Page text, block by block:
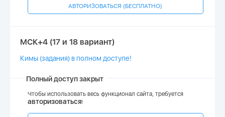
АВТОРИЗОВАТЬСЯ (БЕСПЛАТНО)
МСК+4 (17 и 18 вариант)
Кимы (задания) в полном доступе!
Полный доступ закрыт
Чтобы использовать весь функционал сайта, требуется
авторизоваться!